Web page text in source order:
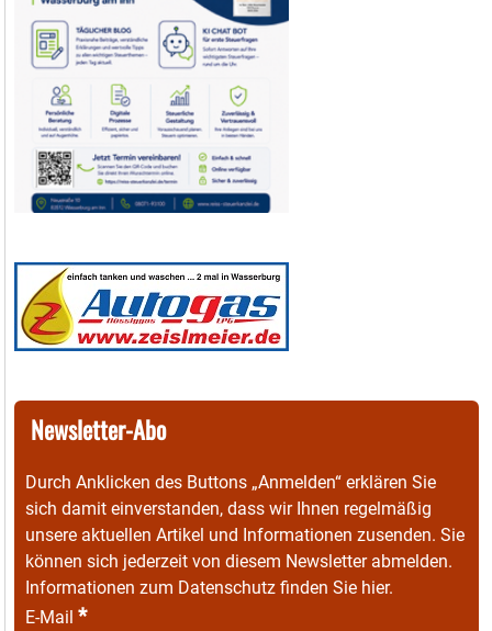
Newsletter-Abo
Durch Anklicken des Buttons „Anmelden“ erklären Sie
sich damit einverstanden, dass wir Ihnen regelmäßig
unsere aktuellen Artikel und Informationen zusenden. Sie
können sich jederzeit von diesem Newsletter abmelden.
Informationen zum Datenschutz finden Sie hier.
E-Mail *